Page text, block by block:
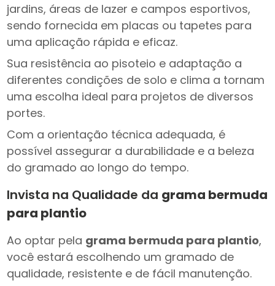
jardins, áreas de lazer e campos esportivos,
sendo fornecida em placas ou tapetes para
uma aplicação rápida e eficaz.
Sua resistência ao pisoteio e adaptação a
diferentes condições de solo e clima a tornam
uma escolha ideal para projetos de diversos
portes.
Com a orientação técnica adequada, é
possível assegurar a durabilidade e a beleza
do gramado ao longo do tempo.
Invista na Qualidade da grama bermuda
para plantio
Ao optar pela grama bermuda para plantio,
você estará escolhendo um gramado de
qualidade, resistente e de fácil manutenção.